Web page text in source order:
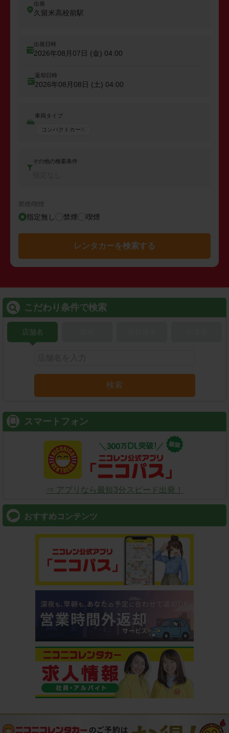
出発
久留米高校前駅
出発日時
2026年08月07日 (金) 04:00
返却日時
2026年08月08日 (土) 04:00
車両タイプ
コンパクトカー
その他の検索条件
禁煙/喫煙
指定無し 禁煙 喫煙
レンタカーを検索する
こだわり条件で検索
店舗名
検索
スマートフォン
⇒ アプリなら最短3分スピード出発！
おすすめコンテンツ